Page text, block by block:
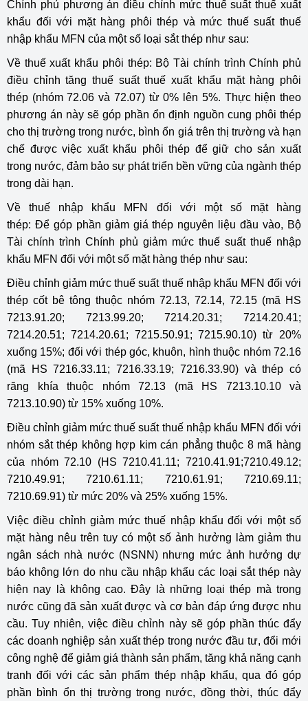
Chính phủ phương án điều chỉnh mức thuế suất thuế xuất
khẩu đối với mặt hàng phôi thép và mức thuế suất thuế
nhập khẩu MFN của một số loại sắt thép như sau:
Về thuế xuất khẩu phôi thép: Bộ Tài chính trình Chính phủ
điều chỉnh tăng thuế suất thuế xuất khẩu mặt hàng phôi
thép (nhóm 72.06 và 72.07) từ 0% lên 5%. Thực hiện theo
phương án này sẽ góp phần ổn định nguồn cung phôi thép
cho thị trường trong nước, bình ổn giá trên thị trường và hạn
chế được việc xuất khẩu phôi thép để giữ cho sản xuất
trong nước, đảm bảo sự phát triển bền vững của ngành thép
trong dài hạn.
Về thuế nhập khẩu MFN đối với một số mặt hàng
thép: Để góp phần giảm giá thép nguyên liệu đầu vào, Bộ
Tài chính trình Chính phủ giảm mức thuế suất thuế nhập
khẩu MFN đối với một số mặt hàng thép như sau:
Điều chỉnh giảm mức thuế suất thuế nhập khẩu MFN đối với
thép cốt bê tông thuộc nhóm 72.13, 72.14, 72.15 (mã HS
7213.91.20; 7213.99.20; 7214.20.31; 7214.20.41;
7214.20.51; 7214.20.61; 7215.50.91; 7215.90.10) từ 20%
xuống 15%; đối với thép góc, khuôn, hình thuộc nhóm 72.16
(mã HS 7216.33.11; 7216.33.19; 7216.33.90) và thép có
răng khía thuộc nhóm 72.13 (mã HS 7213.10.10 và
7213.10.90) từ 15% xuống 10%.
Điều chỉnh giảm mức thuế suất thuế nhập khẩu MFN đối với
nhóm sắt thép không hợp kim cán phẳng thuộc 8 mã hàng
của nhóm 72.10 (HS 7210.41.11; 7210.41.91;7210.49.12;
7210.49.91; 7210.61.11; 7210.61.91; 7210.69.11;
7210.69.91) từ mức 20% và 25% xuống 15%.
Việc điều chỉnh giảm mức thuế nhập khẩu đối với một số
mặt hàng nêu trên tuy có một số ảnh hưởng làm giảm thu
ngân sách nhà nước (NSNN) nhưng mức ảnh hưởng dự
báo không lớn do nhu cầu nhập khẩu các loại sắt thép này
hiện nay là không cao. Đây là những loại thép mà trong
nước cũng đã sản xuất được và cơ bản đáp ứng được nhu
cầu. Tuy nhiên, việc điều chỉnh này sẽ góp phần thúc đẩy
các doanh nghiệp sản xuất thép trong nước đầu tư, đổi mới
công nghệ để giảm giá thành sản phẩm, tăng khả năng cạnh
tranh đối với các sản phẩm thép nhập khẩu, qua đó góp
phần bình ổn thị trường trong nước, đồng thời, thúc đẩy